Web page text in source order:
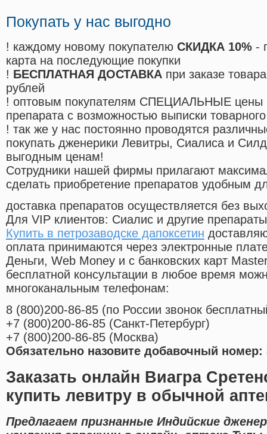
Покупать у нас выгодно
! каждому новому покупателю СКИДКА 10% -
карта на последующие покупки
! БЕСПЛАТНАЯ ДОСТАВКА при заказе
рублей
! оптовым покупателям СПЕЦИАЛЬНЫЕ цены
препарата с возможностью выписки
! так же у нас постоянно проводятся
покупать дженерики Левитры, Сиалиса и
выгодным ценам!
Cотрудники нашей фирмы прилагают
сделать приобретение препаратов удобным
доставка препаратов осуществляется без
Для VIP клиентов: Сиалис и другие
Купить в петрозаводске дапоксетин
оплата принимаются через электронные
Деньги, Web Money и с банковских карт
бесплатной консультации в любое время
многоканальным телефонам:
8 (800)200-86-85 (по России звонок
+7 (800)200-86-85 (Санкт-Петербург)
+7 (800)200-86-85 (Москва)
Обязательно назовите добавочный номер:
Заказать онлайн Виагра
купить левитру в обычной
Предлагаем признанные Индийские